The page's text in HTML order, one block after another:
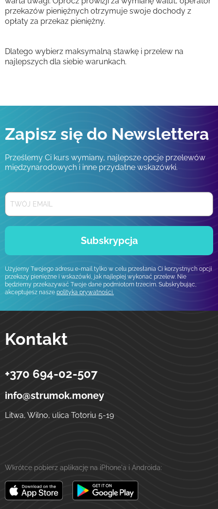
przekazów pieniężnych otrzymuje swoje dochody z
opłaty za przekaz pieniężny.
Dlatego wybierz maksymalną stawkę i przelew na
najlepszych dla siebie warunkach.
Zapisz się do Newslettera
Prześlemy Ci kurs wymiany, najlepsze opcje przelewów
międzynarodowych i inne przydatne wskazówki.
Subskrypcja
Użyjemy Twojego adresu e-mail tylko w celu przesłania Ci korzystnych opcji
przekazy pieniężne i wskazówki, jak najlepiej wykonać przelew. Nie
będziemy przekazywać Twoje dane podmiotom trzecim. Subskrybując,
akceptujesz nasze polityka prywatności.
Kontakt
Strumok
Przelewy na Ukrainę
ulica Totoriu, 5-19
+370 694-02-507
info@strumok.money
Litwa, Wilno, ulica Totoriu 5-19
Wkrótce pobierz aplikację na iPhone'a i Androida: